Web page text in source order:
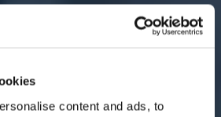
content and ads, to